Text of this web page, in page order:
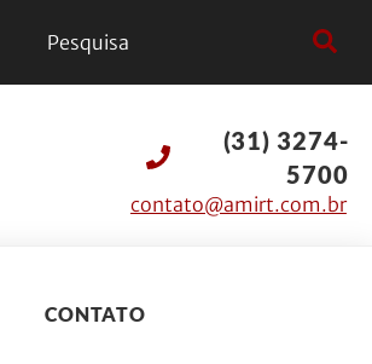
(31) 3274-
5700
contato@amirt.com.br
CONTATO